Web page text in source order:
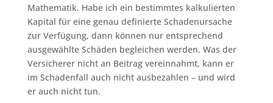
Mathematik. Habe ich ein bestimmtes kalkulierten
Kapital für eine genau definierte Schadenursache
zur Verfügung, dann können nur entsprechend
ausgewählte Schäden begleichen werden. Was der
Versicherer nicht an Beitrag vereinnahmt, kann er
im Schadenfall auch nicht ausbezahlen – und wird
er auch nicht tun.